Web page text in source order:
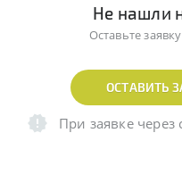
Не нашли
Оставьте
ОСТАВИТЬ
При заявке через